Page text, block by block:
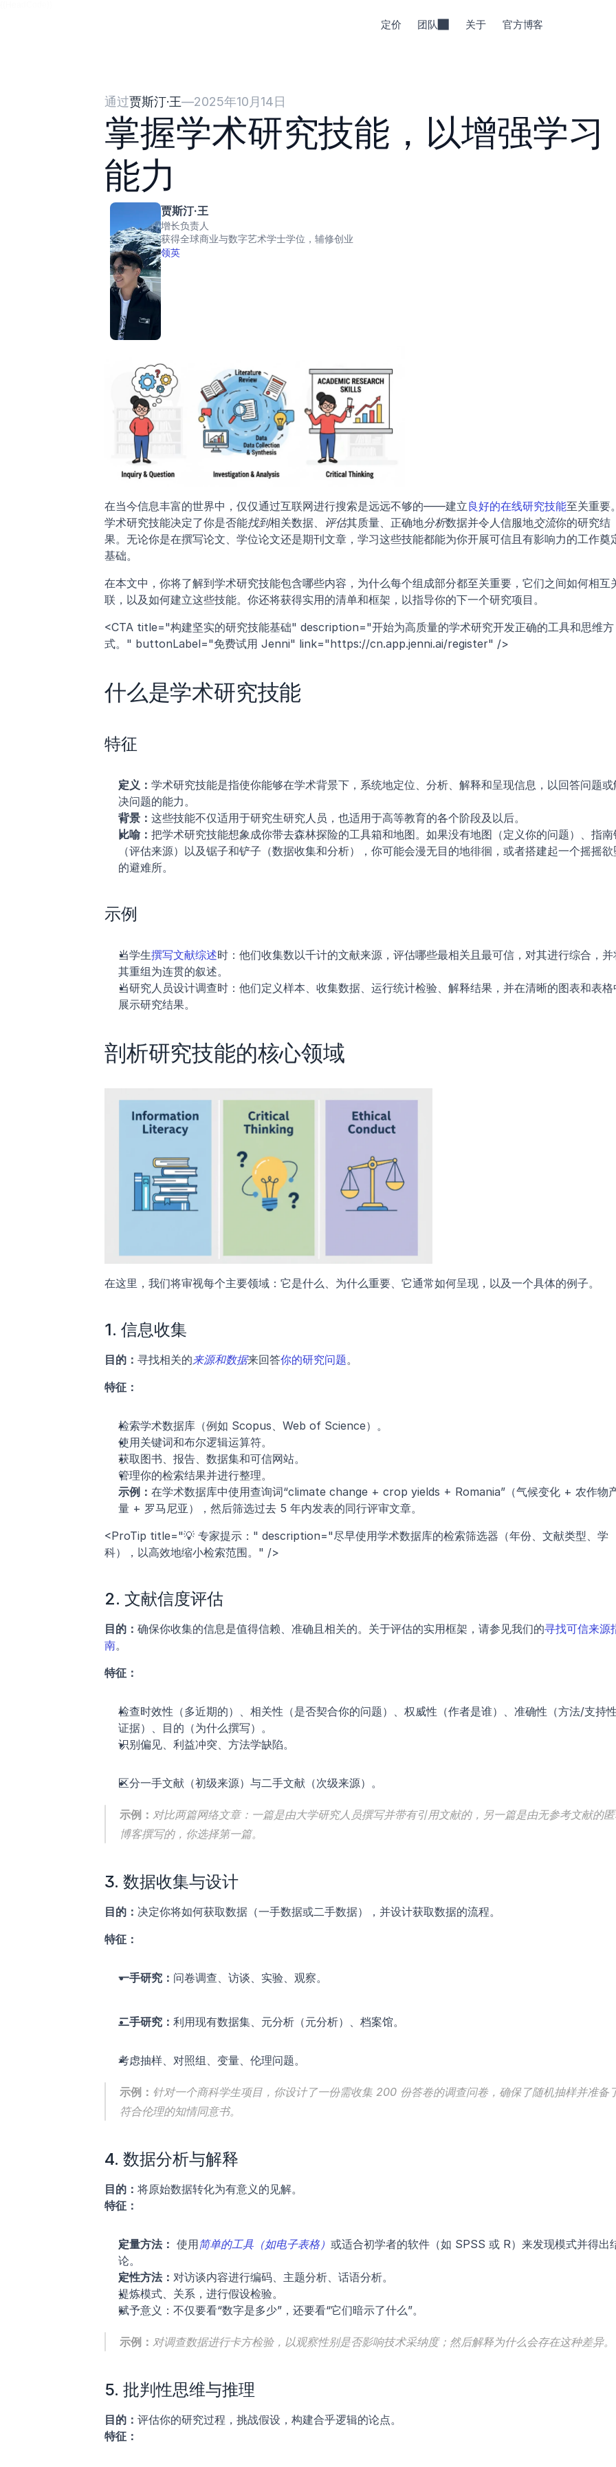
定价 团队 关于 官方博客
通过贾斯汀·王—2025年10月14日
掌握学术研究技能，以增强学习
能力
贾斯汀·王
增长负责人
获得全球商业与数字艺术学士学位，辅修创业
领英
在当今信息丰富的世界中，仅仅通过互联网进行搜索是远远不够的——建立良好的在线研究技能至关重要
学术研究技能决定了你是否能找到相关数据、 评估其质量、正确地分析数据并令人信服地交流你的研究结
果。无论你是在撰写论文、学位论文还是期刊文章，学习这些技能都能为你开展可信且有影响力的工作奠
基础。
在本文中，你将了解到学术研究技能包含哪些内容，为什么每个组成部分都至关重要，它们之间如何相互
联，以及如何建立这些技能。你还将获得实用的清单和框架，以指导你的下一个研究项目。
<CTA title="构建坚实的研究技能基础" description="开始为高质量的学术研究开发正确的工具和思维方
式。" buttonLabel="免费试用 Jenni" link="https://cn.app.jenni.ai/register" />
什么是学术研究技能
特征
定义： 学术研究技能是指使你能够在学术背景下，系统地定位、分析、解释和呈现信息，以回答问题或
决问题的能力。
背景： 这些技能不仅适用于研究生研究人员，也适用于高等教育的各个阶段及以后。
比喻： 把学术研究技能想象成你带去森林探险的工具箱和地图。如果没有地图（定义你的问题）、指南
（评估来源）以及锯子和铲子（数据收集和分析），你可能会漫无目的地徘徊，或者搭建起一个摇摇欲
的避难所。
示例
当学生撰写文献综述时：他们收集数以千计的文献来源，评估哪些最相关且最可信，对其进行综合，并
其重组为连贯的叙述。
当研究人员设计调查时：他们定义样本、收集数据、运行统计检验、解释结果，并在清晰的图表和表格
展示研究结果。
剖析研究技能的核心领域
在这里，我们将审视每个主要领域：它是什么、为什么重要、它通常如何呈现，以及一个具体的例子。
1. 信息收集
目的： 寻找相关的来源和数据来回答你的研究问题。
特征：
检索学术数据库（例如 Scopus、Web of Science）。
使用关键词和布尔逻辑运算符。
获取图书、报告、数据集和可信网站。
管理你的检索结果并进行整理。
示例： 在学术数据库中使用查询词“climate change + crop yields + Romania”（气候变化 + 农作物
量 + 罗马尼亚），然后筛选过去 5 年内发表的同行评审文章。
<ProTip title="💡 专家提示：" description="尽早使用学术数据库的检索筛选器（年份、文献类型、学
科），以高效地缩小检索范围。" />
2. 文献信度评估
目的： 确保你收集的信息是值得信赖、准确且相关的。关于评估的实用框架，请参见我们的寻找可信来源
南。
特征：
检查时效性（多近期的）、相关性（是否契合你的问题）、权威性（作者是谁）、准确性（方法/支持
证据）、目的（为什么撰写）。
识别偏见、利益冲突、方法学缺陷。
区分一手文献（初级来源）与二手文献（次级来源）。
示例： 对比两篇网络文章：一篇是由大学研究人员撰写并带有引用文献的，另一篇是由无参考文献的
博客撰写的，你选择第一篇。
3. 数据收集与设计
目的： 决定你将如何获取数据（一手数据或二手数据），并设计获取数据的流程。
特征：
一手研究： 问卷调查、访谈、实验、观察。
二手研究： 利用现有数据集、元分析（元分析）、档案馆。
考虑抽样、对照组、变量、伦理问题。
示例： 针对一个商科学生项目，你设计了一份需收集 200 份答卷的调查问卷，确保了随机抽样并准备
符合伦理的知情同意书。
4. 数据分析与解释
目的： 将原始数据转化为有意义的见解。
特征：
定量方法： 使用简单的工具（如电子表格） 或适合初学者的软件（如 SPSS 或 R）来发现模式并得出
论。
定性方法： 对访谈内容进行编码、主题分析、话语分析。
提炼模式、关系，进行假设检验。
赋予意义：不仅要看“数字是多少”，还要看“它们暗示了什么”。
示例： 对调查数据进行卡方检验，以观察性别是否影响技术采纳度；然后解释为什么会存在这种差异。
5. 批判性思维与推理
目的： 评估你的研究过程，挑战假设，构建合乎逻辑的论点。
特征：